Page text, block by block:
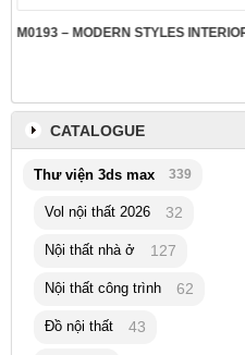
CATALOGUE
Thư viện 3ds max 339
Vol nội thất 2026 32
Nội thất nhà ở 127
Nội thất công trình 62
Đồ nội thất 43